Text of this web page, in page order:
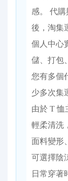
感。 代
後，淘集
個人中心
儲、打包
您有多個
少多次集
由於 T 恤
輕柔清洗
面料變形
可選擇陰
日常穿著